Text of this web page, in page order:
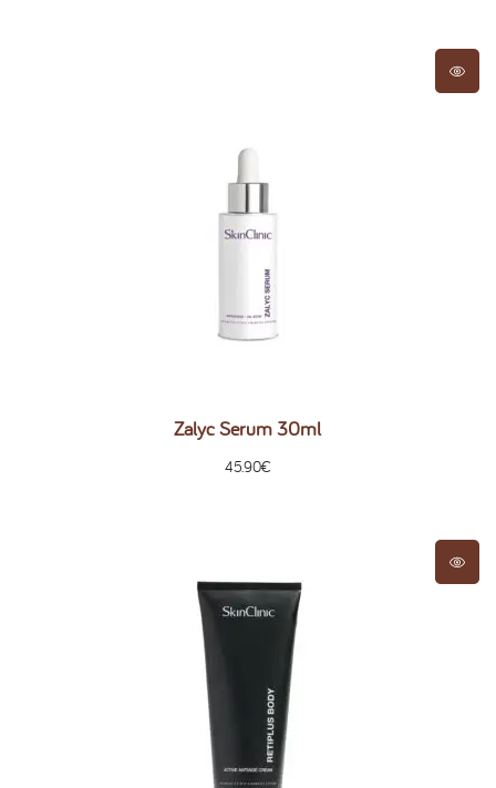
Zalyc Serum 30ml
45.90€